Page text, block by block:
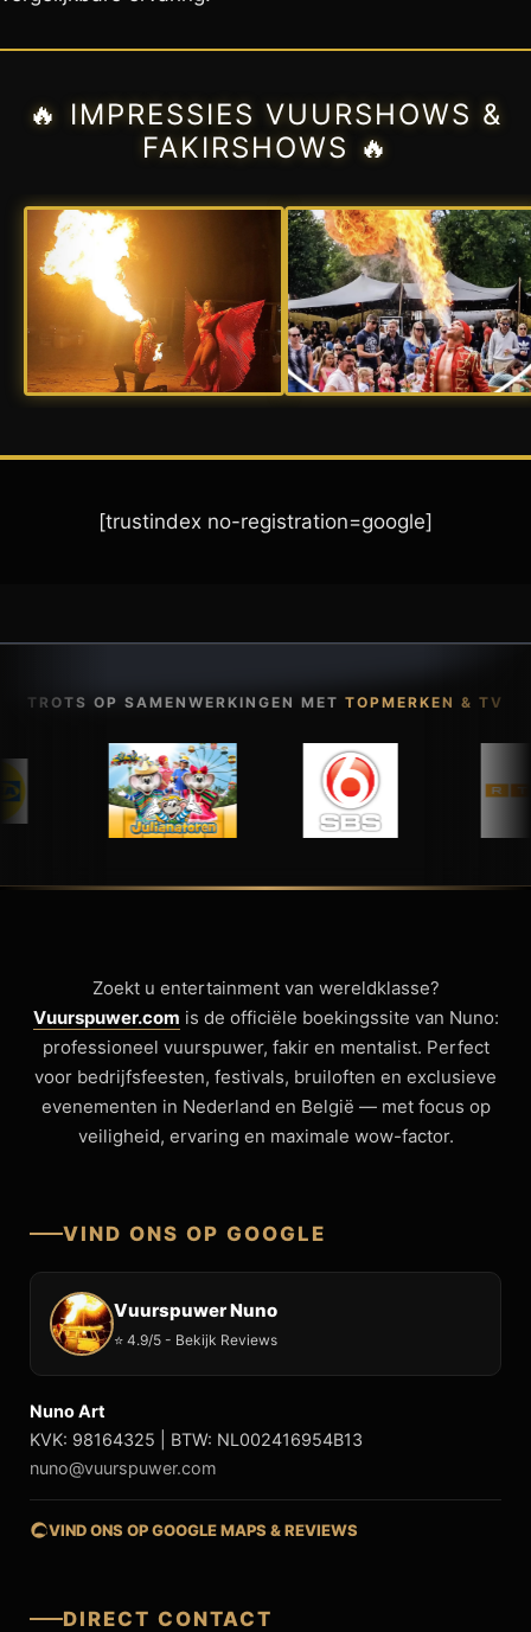
🔥 IMPRESSIES VUURSHOWS &
FAKIRSHOWS 🔥
[trustindex no-registration=google]
TROTS OP SAMENWERKINGEN MET TOPMERKEN & TV
Zoekt u entertainment van wereldklasse?
Vuurspuwer.com is de officiële boekingssite van Nuno:
professioneel vuurspuwer, fakir en mentalist. Perfect
voor bedrijfsfeesten, festivals, bruiloften en exclusieve
evenementen in Nederland en België — met focus op
veiligheid, ervaring en maximale wow-factor.
VIND ONS OP GOOGLE
Vuurspuwer Nuno
⭐ 4.9/5 - Bekijk Reviews
Nuno Art
KVK: 98164325 | BTW: NL002416954B13
nuno@vuurspuwer.com
VIND ONS OP GOOGLE MAPS & REVIEWS
DIRECT CONTACT